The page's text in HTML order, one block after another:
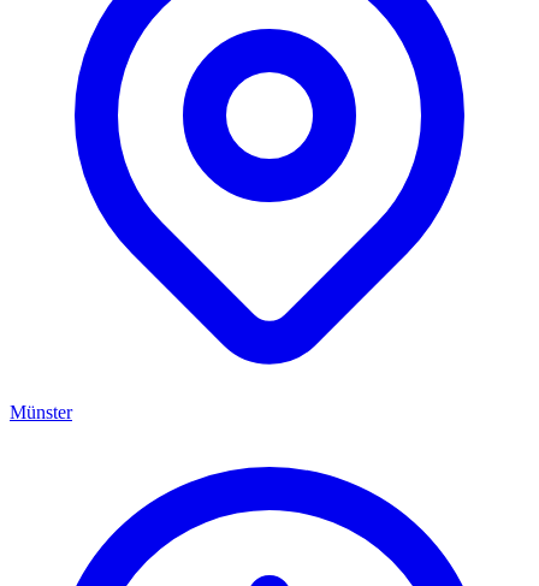
Münster